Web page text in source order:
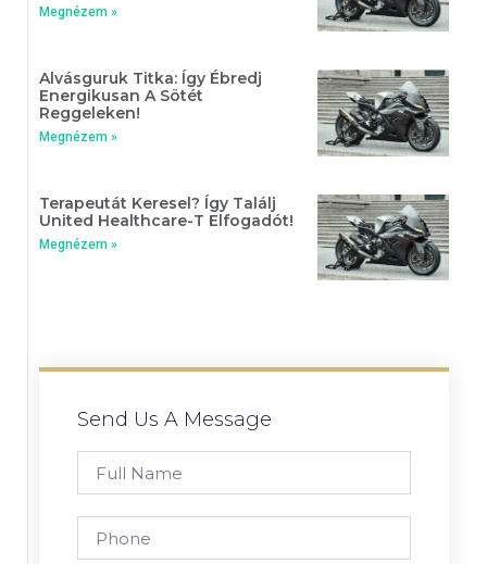
Megnézem »
Alvásguruk Titka: Így Ébredj
Energikusan A Sötét
Reggeleken!
Megnézem »
Terapeutát Keresel? Így Találj
United Healthcare-T Elfogadót!
Megnézem »
Send Us A Message